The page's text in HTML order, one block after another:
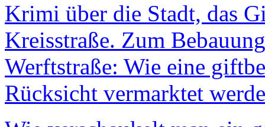
Krimi über die Stadt, das
Kreisstraße. Zum
Werftstraße: Wie eine
Rücksicht vermarktet